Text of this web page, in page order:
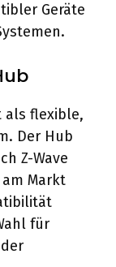
Geräte
als flexible,
Der Hub
Z-Wave
Markt
für